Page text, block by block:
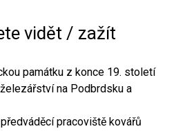
vidět / zažít
památku z konce 19. století
na Podbrdsku a
pracoviště kovářů